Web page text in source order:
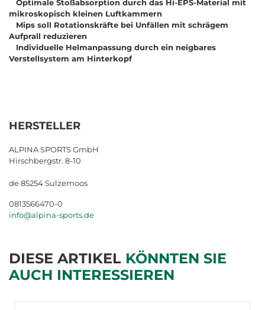
Optimale Stoßabsorption durch das Hi-EPS-Material mit
mikroskopisch kleinen Luftkammern
Mips soll Rotationskräfte bei Unfällen mit schrägem
Aufprall reduzieren
Individuelle Helmanpassung durch ein neigbares
Verstellsystem am Hinterkopf
HERSTELLER
ALPINA SPORTS GmbH
Hirschbergstr. 8-10
de 85254 Sulzemoos
0813566470-0
info@alpina-sports.de
DIESE ARTIKEL KÖNNTEN SIE
AUCH INTERESSIEREN